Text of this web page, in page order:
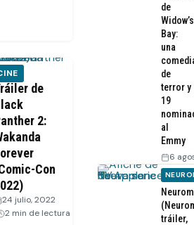
de
2:
Con
24 julio, 2022
2 min de lectura
de
Widow’s
Bay:
una
de
terror y
19
al
Emmy
6
tráiler,